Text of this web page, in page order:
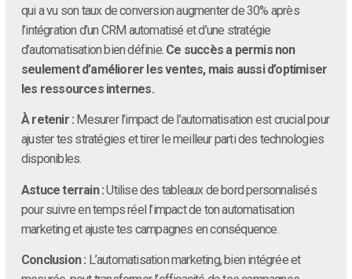
qui a vu son taux de conversion augmenter de 30% après
l’intégration d’un CRM automatisé et d’une stratégie
d’automatisation bien définie. Ce succès a permis non
seulement d’améliorer les ventes, mais aussi d’optimiser
les ressources internes.
À retenir : Mesurer l’impact de l’automatisation est crucial pour
ajuster tes stratégies et tirer le meilleur parti des technologies
disponibles.
Astuce terrain :Utilise des tableaux de bord personnalisés
pour suivre en temps réel l’impact de ton automatisation
marketing et ajuste tes campagnes en conséquence.
Conclusion : L’automatisation marketing, bien intégrée et